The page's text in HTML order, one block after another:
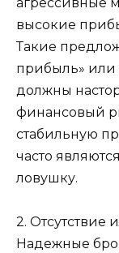
высокие
Такие
прибыль» или
должны
финансовый
стабильную
часто
ловушку.
2. Отсутствие
Надежные